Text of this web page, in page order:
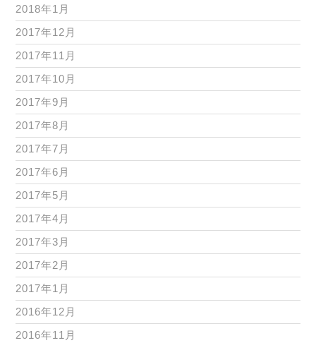
2018年1月
2017年12月
2017年11月
2017年10月
2017年9月
2017年8月
2017年7月
2017年6月
2017年5月
2017年4月
2017年3月
2017年2月
2017年1月
2016年12月
2016年11月